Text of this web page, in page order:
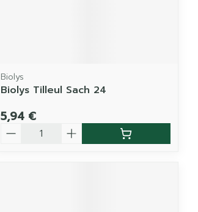
Biolys
Biolys Tilleul Sach 24
5,94 €
Quantité